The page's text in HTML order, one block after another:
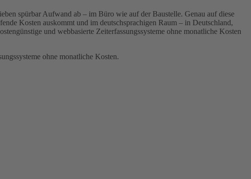
spürbar Aufwand ab – im Büro wie auf der Baustelle. Genau auf diese
Kosten auskommt und im deutschsprachigen Raum – in Deutschland,
und webbasierte Zeiterfassungssysteme ohne monatliche Kosten
ohne monatliche Kosten.